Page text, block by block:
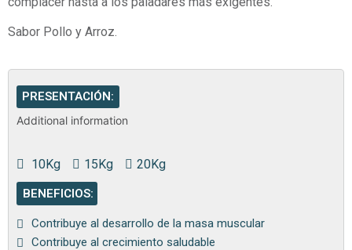
Sabor Pollo y Arroz.
PRESENTACIÓN:
Additional information
10Kg 15Kg 20Kg
BENEFICIOS:
Contribuye al desarrollo de la masa muscular
Contribuye al crecimiento saludable